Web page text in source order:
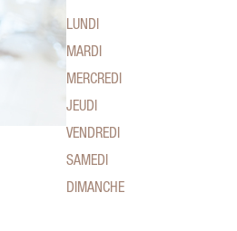
LUNDI
MARDI
MERCREDI
JEUDI
VENDREDI
SAMEDI
DIMANCHE